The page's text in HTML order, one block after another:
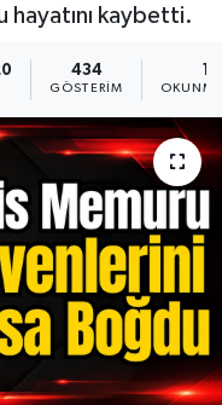
hayatını kaybetti.
434
GÖSTERIM